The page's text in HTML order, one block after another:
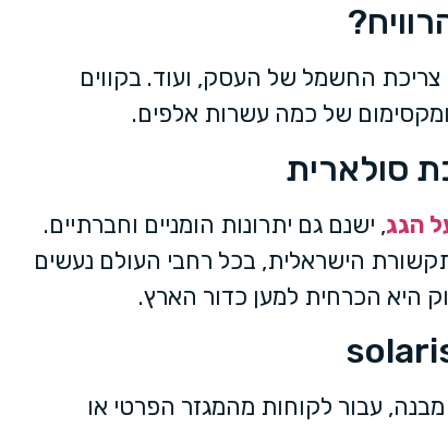
צריכת החשמל של העסק, ועוד. בקווים
ומקסימום של כמה עשרות אלפים.
סולארית
הגג, ישנם גם יתרונות הומניים וחברתיים.
הישראלית, בכל רחבי העולם נעשים
היא הכרחית למען כדור הארץ.
עבור לקוחות מהמגזר הפרטי או